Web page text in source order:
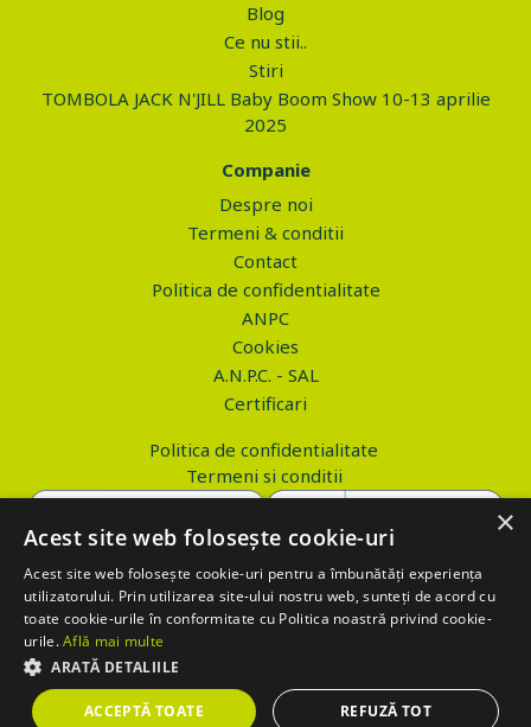
Blog
Ce nu stii..
Stiri
TOMBOLA JACK N'JILL Baby Boom Show 10-13 aprilie
2025
Companie
Despre noi
Termeni & conditii
Contact
Politica de confidentialitate
ANPC
Cookies
A.N.P.C. - SAL
Certificari
Politica de confidentialitate
Termeni si conditii
Copyright © 2026 PROVA.ro
$('.btn_gdpr').click(function() { //alert('test'); var values='';
values+='action=accept-gdpr'; $.ajax({ method: "POST", url:
"https://www.prova.ro/gdpr.php", data: values, success: function(html)
{ if (html == 'success') { $('.box_gdpr').remove(); return false; } } });
×
Acest site web folosește cookie-uri
Acest site web folosește cookie-uri pentru a îmbunătăți experiența
utilizatorului. Prin utilizarea site-ului nostru web, sunteți de acord cu
toate cookie-urile în conformitate cu Politica noastră privind cookie-
urile.Află mai multe
ARATĂ DETALIILE
ACCEPTĂ TOATE REFUZĂ TOT